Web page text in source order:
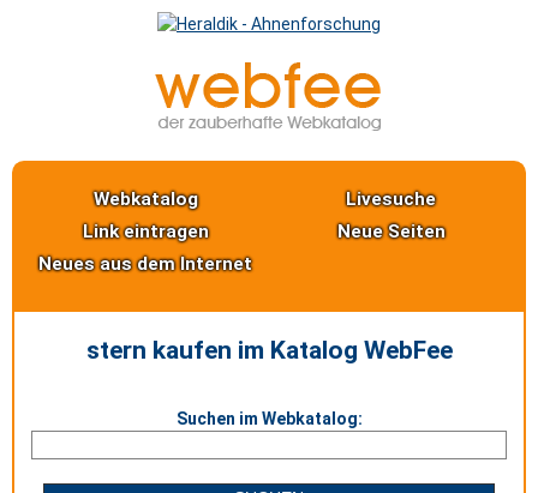
Webkatalog
Livesuche
Link eintragen
Neue Seiten
Neues aus dem Internet
stern kaufen im Katalog WebFee
Suchen im Webkatalog: